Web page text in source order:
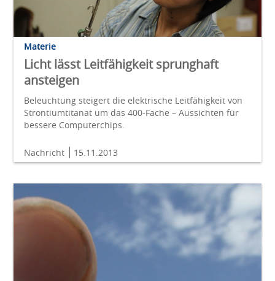
Materie
Licht lässt Leitfähigkeit sprunghaft
ansteigen
Beleuchtung steigert die elektrische Leitfähigkeit von
Strontiumtitanat um das 400-Fache – Aussichten für
bessere Computerchips.
Nachricht 15.11.2013